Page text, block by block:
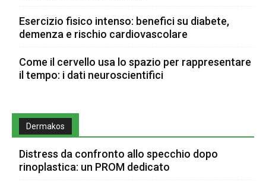
Esercizio fisico intenso: benefici su diabete,
demenza e rischio cardiovascolare
Come il cervello usa lo spazio per rappresentare
il tempo: i dati neuroscientifici
Dermakos
Distress da confronto allo specchio dopo
rinoplastica: un PROM dedicato